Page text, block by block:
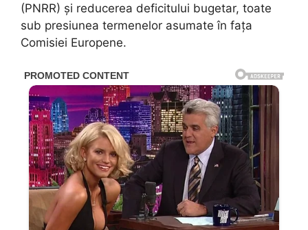
(PNRR) și reducerea deficitului bugetar, toate
sub presiunea termenelor asumate în fața
Comisiei Europene.